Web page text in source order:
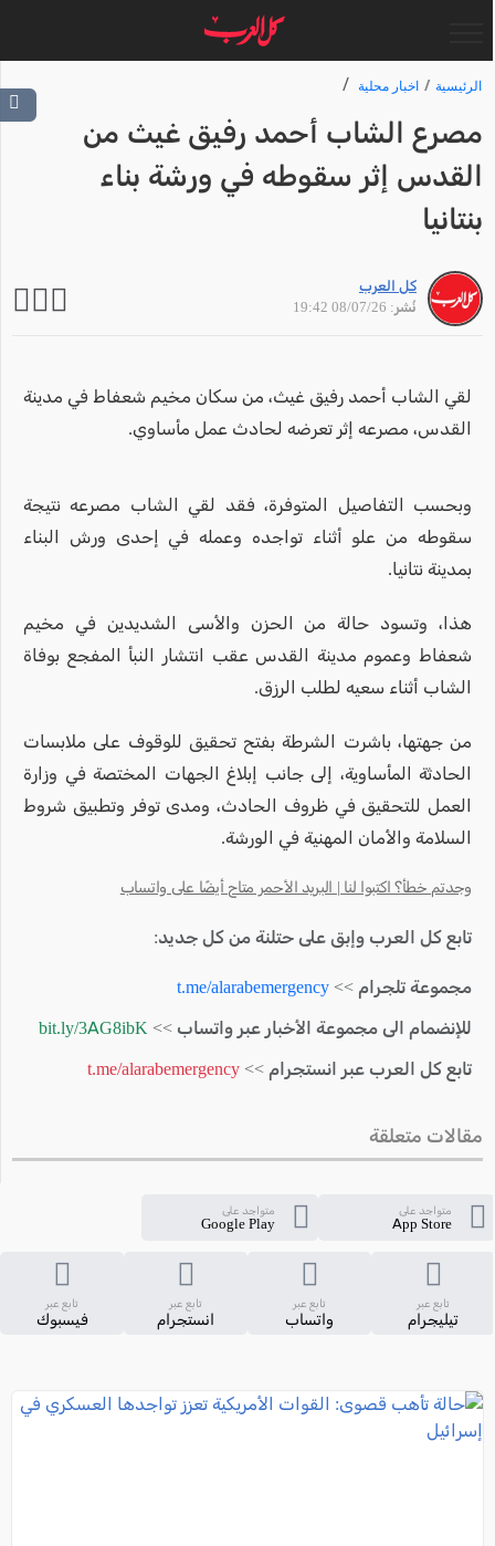
الرئيسية اخبار محلية
مصرع الشاب أحمد رفيق غيث من
القدس إثر سقوطه في ورشة بناء
بنتانيا
كل العرب
نُشر: 08/07/26 19:42
لقي الشاب أحمد رفيق غيث، من سكان مخيم شعفاط في مدينة
القدس، مصرعه إثر تعرضه لحادث عمل مأساوي.
وبحسب التفاصيل المتوفرة، فقد لقي الشاب مصرعه نتيجة
سقوطه من علو أثناء تواجده وعمله في إحدى ورش البناء
بمدينة نتانيا.
هذا، وتسود حالة من الحزن والأسى الشديدين في مخيم
شعفاط وعموم مدينة القدس عقب انتشار النبأ المفجع بوفاة
الشاب أثناء سعيه لطلب الرزق.
من جهتها، باشرت الشرطة بفتح تحقيق للوقوف على ملابسات
الحادثة المأساوية، إلى جانب إبلاغ الجهات المختصة في وزارة
العمل للتحقيق في ظروف الحادث، ومدى توفر وتطبيق شروط
السلامة والأمان المهنية في الورشة.
وجدتم خطأ؟ اكتبوا لنا | البريد الأحمر متاح أيضًا على واتساب
تابع كل العرب وإبق على حتلنة من كل جديد:
مجموعة تلجرام >> t.me/alarabemergency
للإنضمام الى مجموعة الأخبار عبر واتساب >> bit.ly/3AG8ibK
تابع كل العرب عبر انستجرام >> t.me/alarabemergency
مقالات متعلقة
متواجد على
App Store
متواجد على
Google Play
تابع عبر
تيليجرام
تابع عبر
واتساب
تابع عبر
انستجرام
تابع عبر
فيسبوك